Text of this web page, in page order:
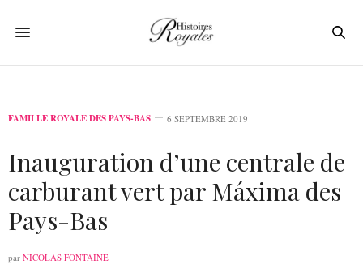
FAMILLE ROYALE DES PAYS-BAS 6 SEPTEMBRE 2019
Inauguration d’une centrale de
carburant vert par Máxima des
Pays-Bas
par NICOLAS FONTAINE